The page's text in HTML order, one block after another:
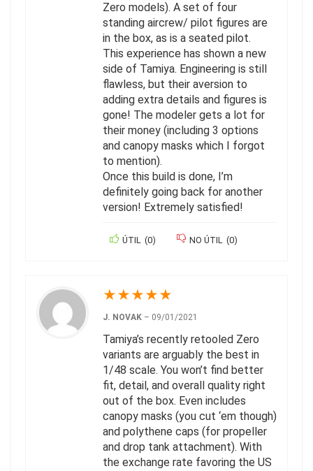
Zero models). A set of four
standing aircrew/ pilot figures are
in the box, as is a seated pilot.
This experience has shown a new
side of Tamiya. Engineering is still
flawless, but their aversion to
adding extra details and figures is
gone! The modeler gets a lot for
their money (including 3 options
and canopy masks which I forgot
to mention).
Once this build is done, I’m
definitely going back for another
version! Extremely satisfied!
ÚTIL (0) NO ÚTIL (0)
★★★★★
J. NOVAK – 09/01/2021
Tamiya’s recently retooled Zero
variants are arguably the best in
1/48 scale. You won’t find better
fit, detail, and overall quality right
out of the box. Even includes
canopy masks (you cut ‘em though)
and polythene caps (for propeller
and drop tank attachment). With
the exchange rate favoring the US